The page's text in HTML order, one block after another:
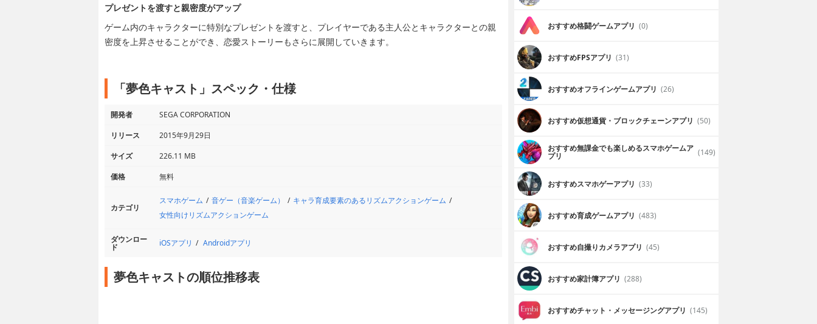
プレゼントを渡すと親密度がアップ
ゲーム内のキャラクターに特別なプレゼントを渡すと、プレイヤーである主人公とキャラクターとの親
密度を上昇させることができ、恋愛ストーリーもさらに展開していきます。
「夢色キャスト」スペック・仕様
開発者
SEGA CORPORATION
リリース
2015年9月29日
サイズ
226.11 MB
価格
無料
カテゴリ
スマホゲーム 音ゲー（音楽ゲーム）
キャラ育成要素のあるリズムアクションゲーム
女性向けリズムアクションゲーム
ダウンロー
ド iOSアプリ Androidアプリ
夢色キャストの順位推移表
おすすめ格闘ゲームアプリ (0)
おすすめFPSアプリ (31)
おすすめオフラインゲームアプリ (26)
おすすめ仮想通貨・ブロックチェーンアプリ (50)
おすすめ無課金でも楽しめるスマホゲームア
プリ (149)
おすすめスマホゲーアプリ (33)
おすすめ育成ゲームアプリ (483)
おすすめ自撮りカメラアプリ (45)
おすすめ家計簿アプリ (288)
おすすめチャット・メッセージングアプリ (145)